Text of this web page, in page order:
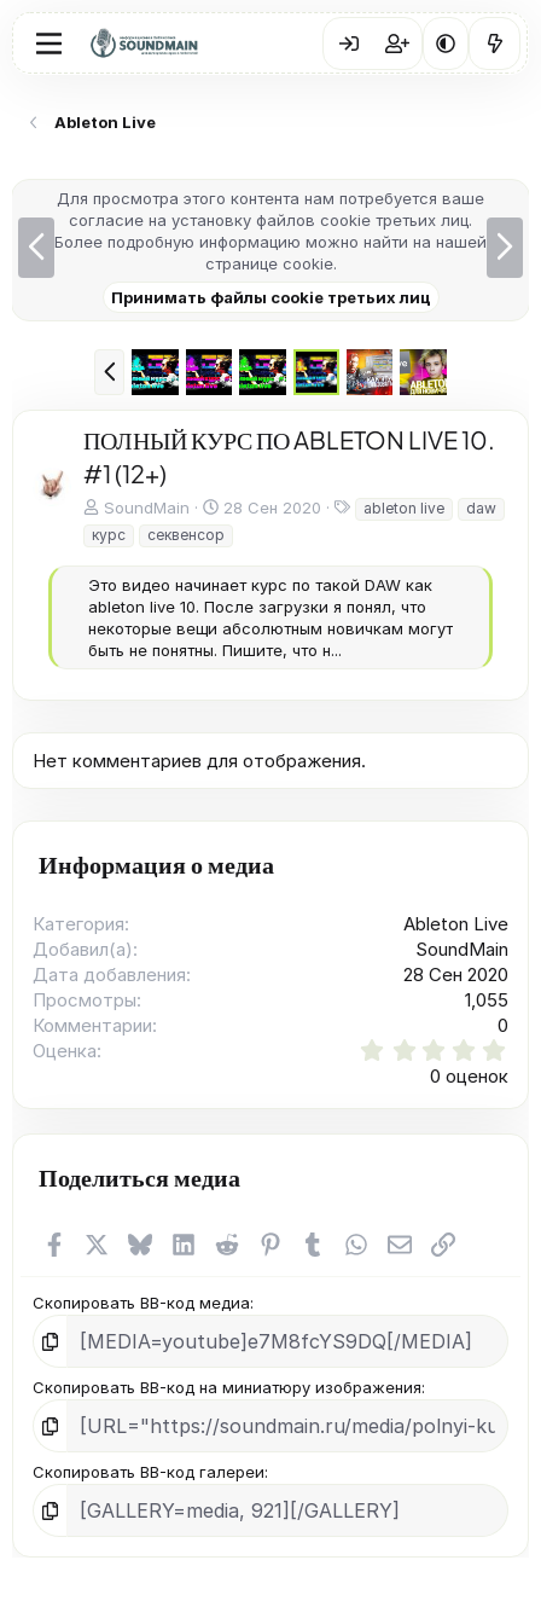
Ableton Live
з
Для просмотра этого контента нам потребуется ваше
согласие на установку файлов cookie третьих лиц.
Более подробную информацию можно найти на нашей
странице cookie.
Принимать файлы cookie третьих лиц
е
Н
а
з
а
д
ПОЛНЫЙ КУРС ПО ABLETON LIVE 10.
#1 (12+)
SoundMain 28 Сен 2020
и
ableton live
daw
курс
секвенсор
Это видео начинает курс по такой DAW как
ableton live 10. После загрузки я понял, что
некоторые вещи абсолютным новичкам могут
быть не понятны. Пишите, что н...
Нет комментариев для отображения.
Информация о медиа
Категория
Ableton Live
Добавил(а)
SoundMain
Дата добавления
28 Сен 2020
Просмотры
1,055
Комментарии
0
Оценка
.
0
з
0 оценок
Поделиться медиа
FacebookX (Twitter)
BlueskyLinkedIn
Reddit Pinterest
Tumblr WhatsApp
Электронная
Ссылка
Скопировать BB-код медиа
Скопировать BB-код на миниатюру изображения
Скопировать BB-код галереи